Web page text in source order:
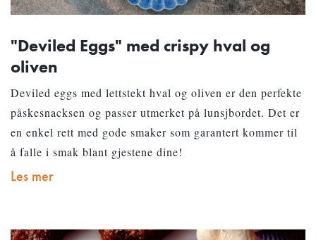
"Deviled Eggs" med crispy hval og
oliven
Deviled eggs med lettstekt hval og oliven er den perfekte
påskesnacksen og passer utmerket på lunsjbordet. Det er
en enkel rett med gode smaker som garantert kommer til
å falle i smak blant gjestene dine!
Les mer